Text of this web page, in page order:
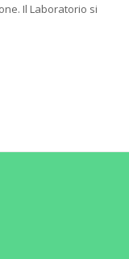
Il Laboratorio si